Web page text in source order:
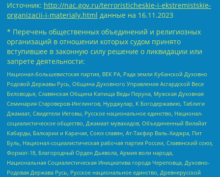
Источник: http://nac.gov.ru/terroristicheskie-i-ekstremistskie-
organizacii-i-materialy.html данные на 16.11.2023
* Перечень общественных объединений и религиозных
организаций в отношении которых судом принято
вступившее в законную силу решение о ликвидации или
запрете деятельности:
Национал-большевистская партия, ВЕК РА, Рада земли Кубанской Духовно
Родовой Державы Русь, Община Духовного Управления Асгардской Веси
Беловодья, Славянская Община Капища Веды Перуна, Мужская Духовная
Семинария Староверов-Инглингов, Нурджулар, К Богодержавию, Таблиги
Джамаат, Свидетели Иеговы, Русское национальное единство, Национал-
социалистическое общество, Джамаат мувахидов, Объединенный Вилайат
Кабарды, Балкарии и Карачая, Союз славян, Ат-Такфир Валь-Хиджра, Пит
Буль, Национал-социалистическая рабочая партия России, Славянский союз,
Формат-18, Благородный Орден Дьявола, Армия воли народа,
Национальная Социалистическая Инициатива города Череповца, Духовно-
Родовая Держава Русь, Русское национальное единство, Древнерусской